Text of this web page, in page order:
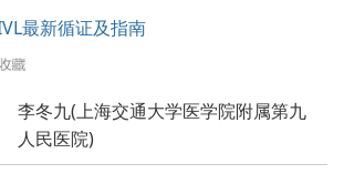
最新循证及指南
李冬九(上海交通大学医学院附属第九
人民医院)